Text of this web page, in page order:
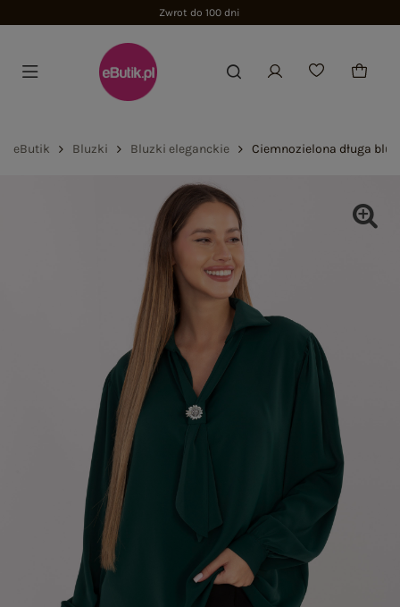
Zwrot do 100 dni
eButik Bluzki Bluzki eleganckie Ciemnozielona długa